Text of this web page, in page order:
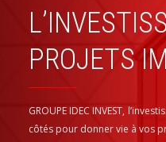
PROJETS
GROUPE IDEC INVEST,
côtés pour donner vie à vos